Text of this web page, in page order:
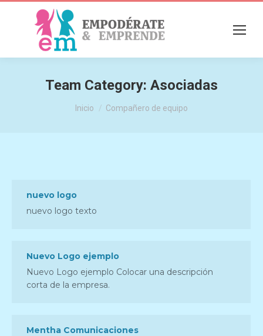
Team Category: Asociadas
Inicio Compañero de equipo
nuevo logo
nuevo logo texto
Nuevo Logo ejemplo
Nuevo Logo ejemplo Colocar una descripción
corta de la empresa.
Mentha Comunicaciones